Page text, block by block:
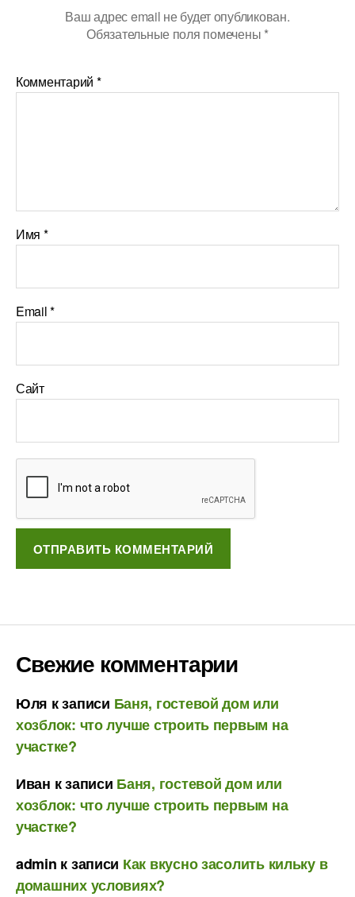
Ваш адрес email не будет опубликован.
Обязательные поля помечены *
Комментарий *
Имя *
Email*
Сайт
Свежие комментарии
Юля к записи Баня, гостевой дом или
хозблок: что лучше строить первым на
участке?
Иван к записи Баня, гостевой дом или
хозблок: что лучше строить первым на
участке?
admin к записи Как вкусно засолить кильку в
домашних условиях?